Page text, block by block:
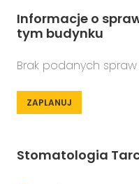
Informacje o
tym budynku
Brak podanych spraw
ZAPLANUJ
Stomatologia